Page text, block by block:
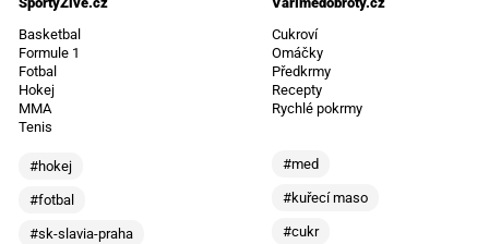
Basketbal
Formule 1
Fotbal
Hokej
MMA
Tenis
#hokej
#fotbal
#sk-slavia-praha
Cukroví
Omáčky
Předkrmy
Recepty
Rychlé pokrmy
#med
#kuřecí maso
#cukr